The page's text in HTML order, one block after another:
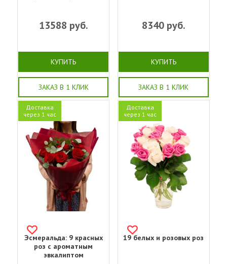
13588 руб.
КУПИТЬ
ЗАКАЗ В 1 КЛИК
8340руб.
КУПИТЬ
ЗАКАЗ В 1 КЛИК
Доставка
через 1 час
Эсмеральда: 9 красных
роз с ароматным
эвкалиптом
Доставка
через 1 час
19 белых и розовых роз